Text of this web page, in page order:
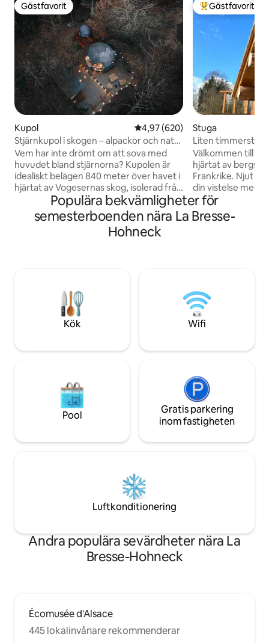
Gästfavorit
Gästfavorit
Kupol 4,97 av 5 i genomsnittligt
4,97 (620)
Stjärnkupol i skogen – alpackor och natur
i Gérardmer
Vem har inte drömt om att sova med
huvudet bland stjärnorna? Kupolen är
idealiskt belägen 840 meter över havet i
hjärtat av Vogesernas skog, isolerad från
alla grannar, för optimal lugn. Den ligger
på en träterrass, nedanför vår gård och i
hjärtat av alpackaparken, kom och ladda
batterierna på en plats som är lika
vibrera till naturens ljud.
Populär
Gästfavorit
Stuga
Liten
Välkommen till
hjärtat av
Frankrike. Njut
din vistelse med
par. Platsen är
kök(ette) som
en enkel
engelska, franska
Populära bekvämligheter för
semesterboenden nära La Bresse-
Hohneck
Kök Wifi
Pool
Gratis parkering
inom fastigheten
Luftkonditionering
Andra populära sevärdheter nära La
Bresse-Hohneck
Écomusée d'Alsace
445 lokalinvånare rekommenderar